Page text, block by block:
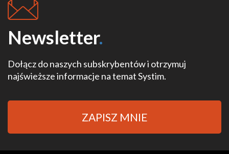
Newsletter.
Dołącz do naszych subskrybentów i otrzymuj
najświeższe informacje na temat Systim.
ZAPISZ MNIE